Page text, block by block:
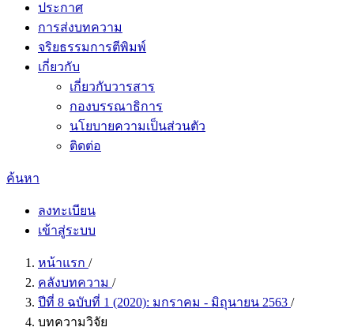
ประกาศ
การส่งบทความ
จริยธรรมการตีพิมพ์
เกี่ยวกับ
เกี่ยวกับวารสาร
กองบรรณาธิการ
นโยบายความเป็นส่วนตัว
ติดต่อ
ค้นหา
ลงทะเบียน
เข้าสู่ระบบ
หน้าแรก /
คลังบทความ /
ปีที่ 8 ฉบับที่ 1 (2020): มกราคม - มิถุนายน 2563 /
บทความวิจัย